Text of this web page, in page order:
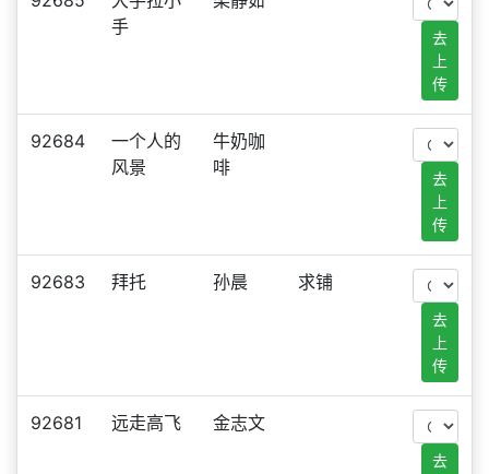
手
去
上
传
92684
一个人的
风景
牛奶咖
啡
去
上
传
92683 拜托 孙晨 求铺
去
上
传
92681 远走高飞 金志文
去